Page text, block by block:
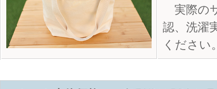
実際の
認、洗濯
ください